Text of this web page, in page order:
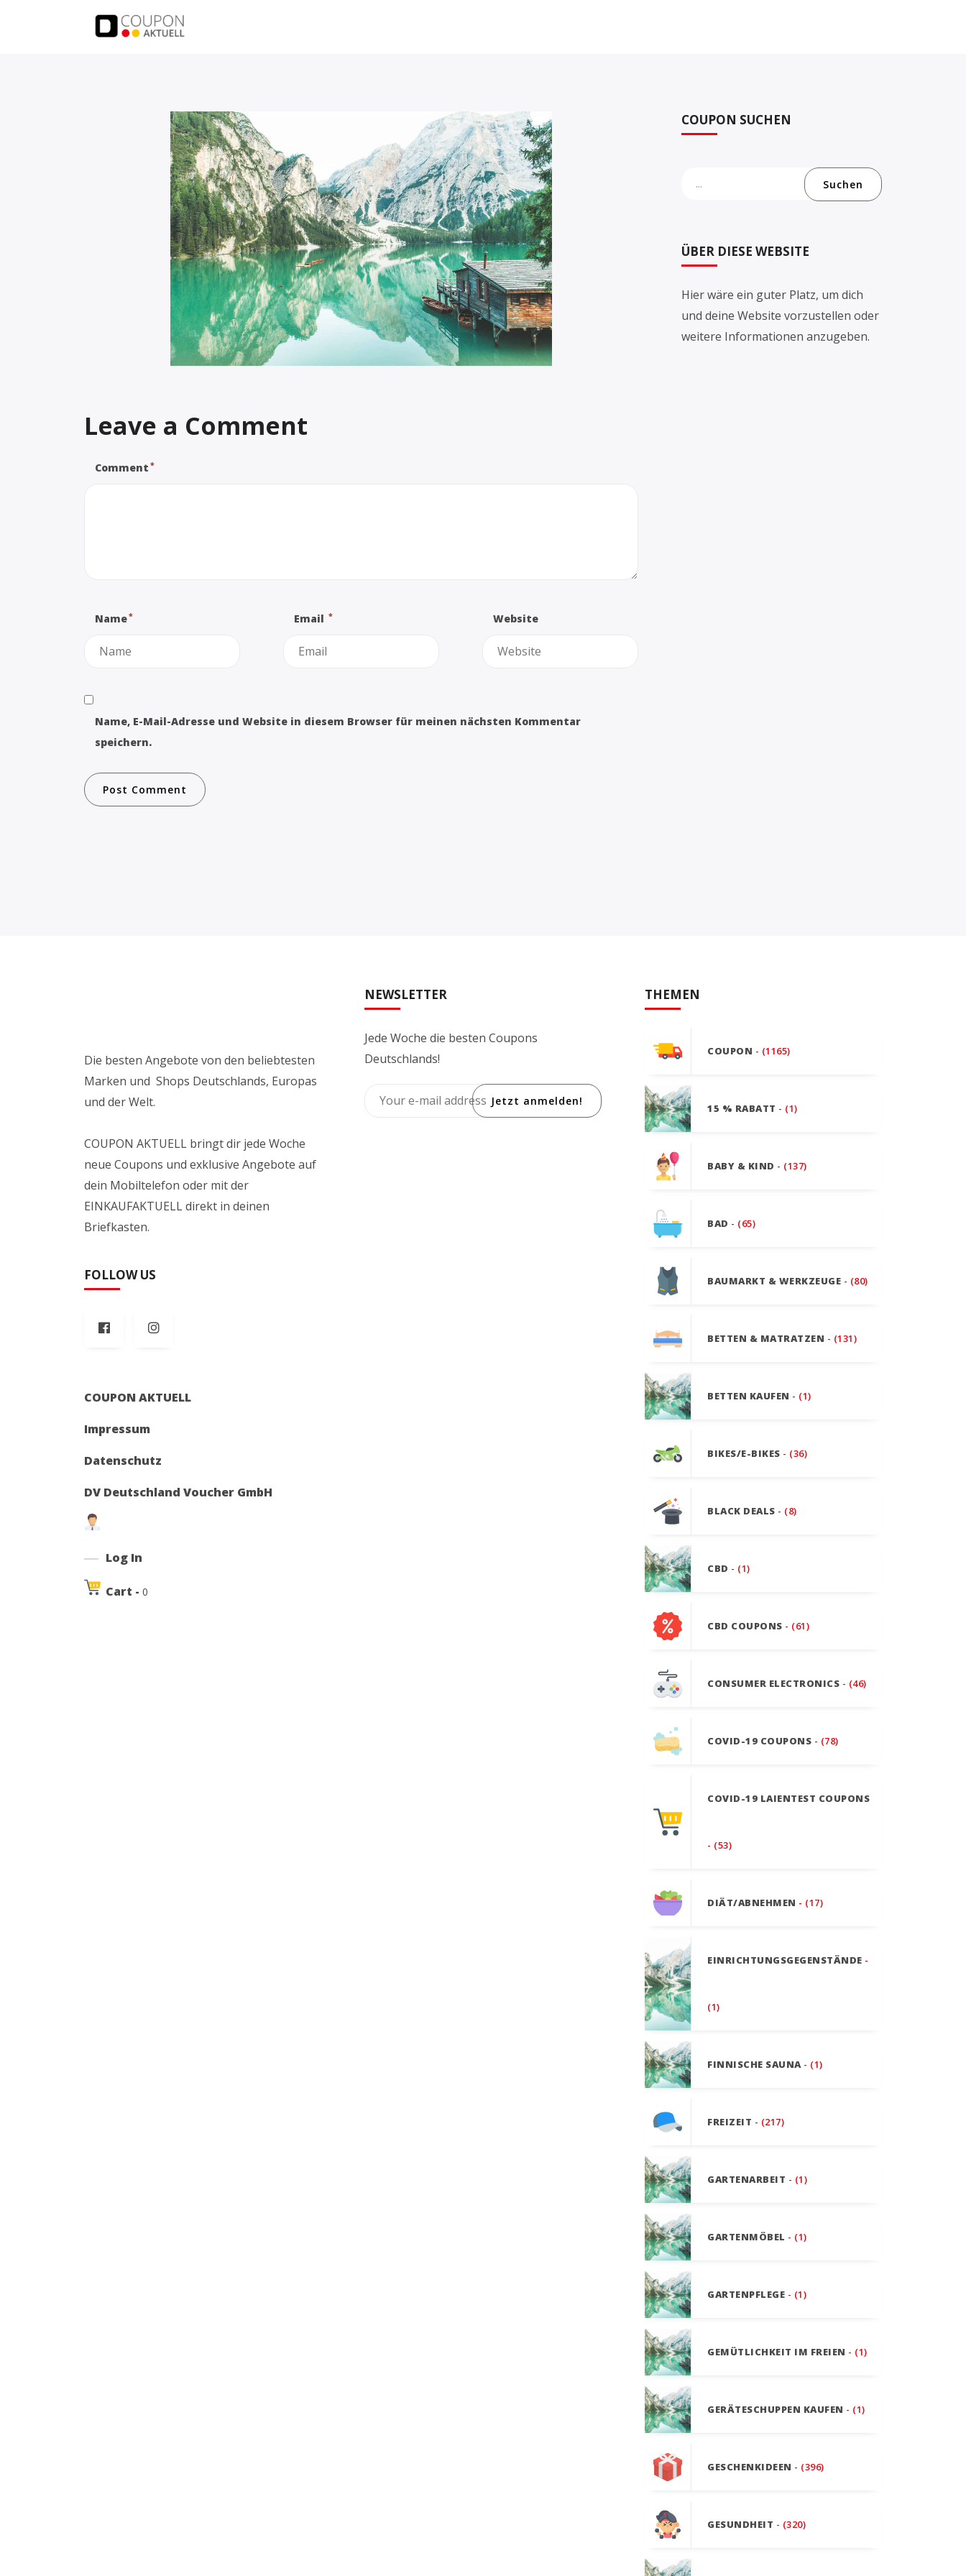
Leave a Comment
Comment *
Name* Email * Website
Name, E-Mail-Adresse und Website in diesem Browser für meinen nächsten Kommentar
speichern.
COUPON SUCHEN
Suchen
ÜBER DIESE WEBSITE
Hier wäre ein guter Platz, um dich
und deine Website vorzustellen oder
weitere Informationen anzugeben.
Die besten Angebote von den beliebtesten
Marken und Shops Deutschlands, Europas
und der Welt.
COUPON AKTUELL bringt dir jede Woche
neue Coupons und exklusive Angebote auf
dein Mobiltelefon oder mit der
EINKAUFAKTUELL direkt in deinen
Briefkasten.
FOLLOW US
COUPON AKTUELL
Impressum
Datenschutz
DV Deutschland Voucher GmbH
Log In
Cart - 0
NEWSLETTER
Jede Woche die besten Coupons
Deutschlands!
Jetzt anmelden!
THEMEN
COUPON - (1165)
15 % RABATT - (1)
BABY & KIND - (137)
BAD - (65)
BAUMARKT & WERKZEUGE - (80)
BETTEN & MATRATZEN - (131)
BETTEN KAUFEN - (1)
BIKES/E-BIKES - (36)
BLACK DEALS - (8)
CBD - (1)
CBD COUPONS - (61)
CONSUMER ELECTRONICS - (46)
COVID-19 COUPONS - (78)
COVID-19 LAIENTEST COUPONS
- (53)
DIÄT/ABNEHMEN - (17)
EINRICHTUNGSGEGENSTÄNDE -
(1)
FINNISCHE SAUNA - (1)
FREIZEIT - (217)
GARTENARBEIT - (1)
GARTENMÖBEL - (1)
GARTENPFLEGE - (1)
GEMÜTLICHKEIT IM FREIEN - (1)
GERÄTESCHUPPEN KAUFEN - (1)
GESCHENKIDEEN - (396)
GESUNDHEIT - (320)